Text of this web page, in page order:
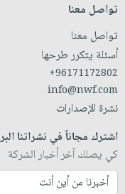
تواصل معنا
تواصل معنا
أسئلة يتكرر طرحها
+96171172802
info@nwf.com
نشرة الإصدارات
اشترك مجاناً في نشراتنا
كي يصلك آخر أخبار الشركة